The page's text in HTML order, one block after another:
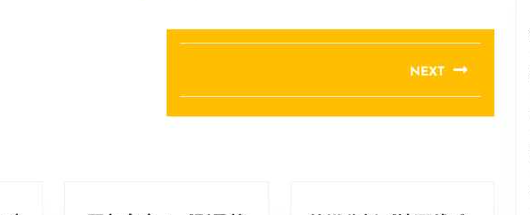
NEXT
post: